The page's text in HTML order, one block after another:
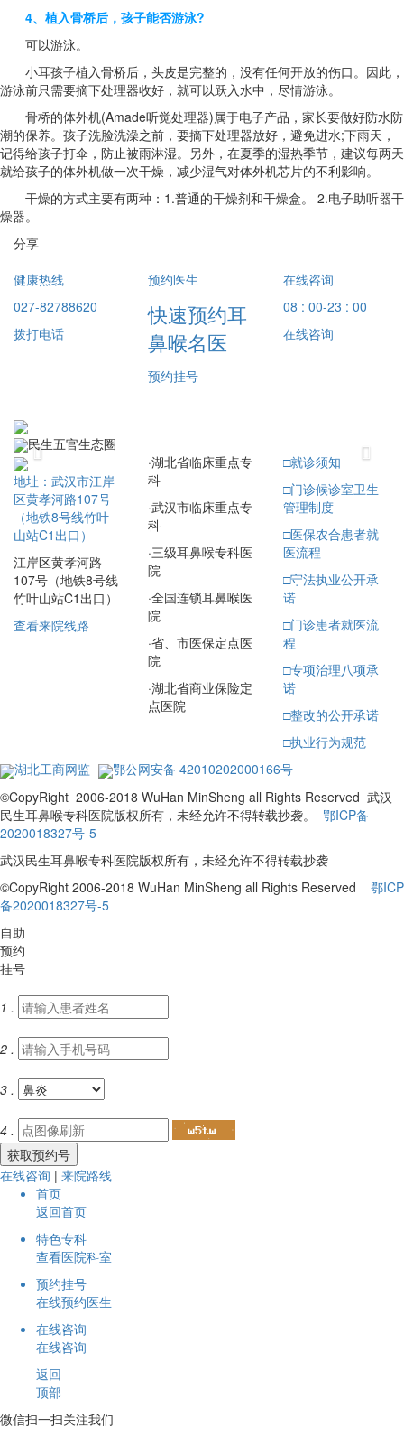
4、植入骨桥后，孩子能否游泳?
可以游泳。
小耳孩子植入骨桥后，头皮是完整的，没有任何开放的伤口。因此，
游泳前只需要摘下处理器收好，就可以跃入水中，尽情游泳。
骨桥的体外机(Amade听觉处理器)属于电子产品，家长要做好防水防
潮的保养。孩子洗脸洗澡之前，要摘下处理器放好，避免进水;下雨天，
记得给孩子打伞，防止被雨淋湿。另外，在夏季的湿热季节，建议每两天
就给孩子的体外机做一次干燥，减少湿气对体外机芯片的不利影响。
干燥的方式主要有两种：1.普通的干燥剂和干燥盒。 2.电子助听器干
燥器。
分享
健康热线
027-82788620
拨打电话
预约医生
快速预约耳
鼻喉名医
预约挂号
在线咨询
08 : 00-23 : 00
在线咨询
民生五官生态圈
Previous Next
地址：武汉市江岸
区黄孝河路107号
（地铁8号线竹叶
山站C1出口）
江岸区黄孝河路
107号（地铁8号线
竹叶山站C1出口）
查看来院线路
·湖北省临床重点专
科
·武汉市临床重点专
科
·三级耳鼻喉专科医
院
·全国连锁耳鼻喉医
院
·省、市医保定点医
院
·湖北省商业保险定
点医院
□就诊须知
□门诊候诊室卫生
管理制度
□医保农合患者就
医流程
□守法执业公开承
诺
□门诊患者就医流
程
□专项治理八项承
诺
□整改的公开承诺
□执业行为规范
湖北工商网监
鄂公网安备 42010202000166号
©CopyRight 2006-2018 WuHan MinSheng all Rights Reserved 武汉
民生耳鼻喉专科医院版权所有，未经允许不得转载抄袭。 鄂ICP备
2020018327号-5
武汉民生耳鼻喉专科医院版权所有，未经允许不得转载抄袭
©CopyRight 2006-2018 WuHan MinSheng all Rights Reserved 鄂ICP
备2020018327号-5
自助
预约
挂号
1 .
2 .
3 .
4 .
在线咨询 | 来院路线
首页
返回首页
特色专科
查看医院科室
预约挂号
在线预约医生
在线咨询
在线咨询
返回
顶部
微信扫一扫关注我们